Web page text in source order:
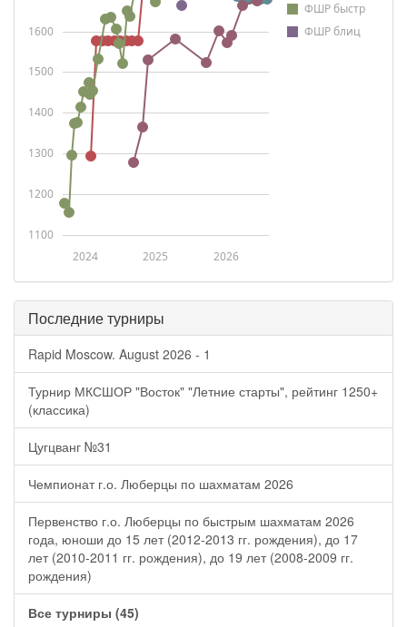
ФШР быстр
ФШР блиц
2024 2025 2026
1100
1200
1300
1400
1500
1600
Последние турниры
Rapid Moscow. August 2026 - 1
Турнир МКСШОР "Восток" "Летние старты", рейтинг 1250+
(классика)
Цугцванг №31
Чемпионат г.о. Люберцы по шахматам 2026
Первенство г.о. Люберцы по быстрым шахматам 2026
года, юноши до 15 лет (2012-2013 гг. рождения), до 17
лет (2010-2011 гг. рождения), до 19 лет (2008-2009 гг.
рождения)
Все турниры (45)